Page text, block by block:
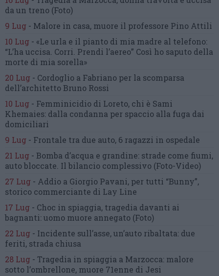
da un treno (Foto)
9 Lug - Malore in casa, muore il professore Pino Attili
10 Lug - «Le urla e il pianto di mia madre al telefono:
“L’ha uccisa. Corri. Prendi l’aereo” Così ho saputo della
morte di mia sorella»
20 Lug - Cordoglio a Fabriano per la scomparsa
dell’architetto Bruno Rossi
10 Lug - Femminicidio di Loreto, chi è Sami
Khemaies: dalla condanna per spaccio alla fuga dai
domiciliari
9 Lug - Frontale tra due auto, 6 ragazzi in ospedale
21 Lug - Bomba d’acqua e grandine: strade come fiumi,
auto bloccate. Il bilancio complessivo (Foto-Video)
27 Lug - Addio a Giorgio Pavani, per tutti “Bunny”,
storico commerciante di Lay Line
17 Lug - Choc in spiaggia, tragedia davanti ai
bagnanti:uomo muore annegato (Foto)
22 Lug - Incidente sull’asse, un’auto ribaltata: due
feriti, strada chiusa
28 Lug - Tragedia in spiaggia a Marzocca: malore
sotto l’ombrellone, muore 71enne di Jesi